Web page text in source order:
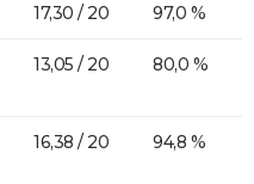
17,30 / 20 97,0 %
13,05 / 20 80,0 %
16,38 / 20 94,8 %